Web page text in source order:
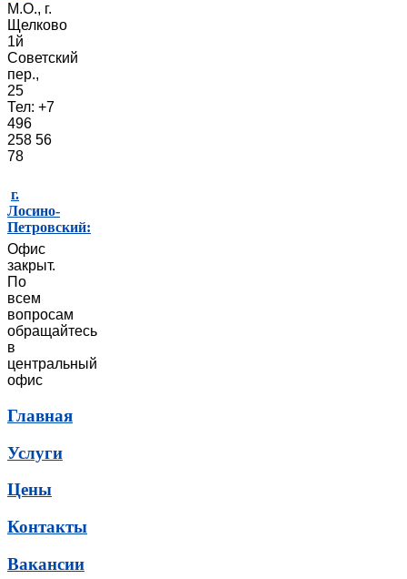
М.О., г.
Щелково
1й
Советский
пер.,
25
Тел: +7
496
258 56
78
г.
Лосино-
Петровский:
Офис
закрыт.
По
всем
вопросам
обращайтесь
в
центральный
офис
Главная
Услуги
Цены
Контакты
Вакансии